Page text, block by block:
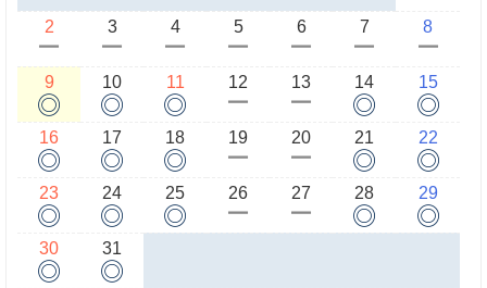
2
ー
3
ー
4
ー
5
ー
6
ー
7
ー
8
ー
9
◎
10
◎
11
◎
12
ー
13
ー
14
◎
15
◎
16
◎
17
◎
18
◎
19
ー
20
ー
21
◎
22
◎
23
◎
24
◎
25
◎
26
ー
27
ー
28
◎
29
◎
30
◎
31
◎